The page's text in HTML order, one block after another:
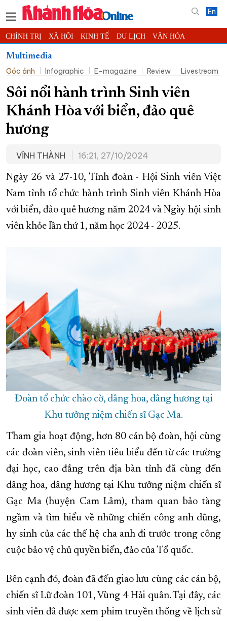
En
CHÍNH TRỊ XÃ HỘI KINH TẾ DU LỊCH VĂN HÓA
THỂ THAO ĐỜI SỐNG
KHOA HỌC - CÔNG NGHỆ PHÁP LUẬT BẠN ĐỌC PHÓNG SỰ
THẾ GIỚI MULTIMEDIA VIDEO ĐỌC BÁO ONLINE
PODCAST THÔNG TIN - QUẢNG CÁO
QUY HOẠCH TỈNH KHÁNH HÒA
CHUNG TAY CẢI CÁCH HÀNH CHÍNH
XÂY DỰNG NÔNG THÔN MỚI LỊCH CẮT ĐIỆN
TÀU - XE - MÁY BAY
KỶ NIỆM 370 NĂM XÂY DỰNG VÀ PHÁT TRIỂN TỈNH KHÁNH HÒA
KHOẢNH KHẮC ĐẸP XỨ TRẦM
Multimedia
Góc ảnh
Infographic E-magazine Review Livestream
Sôi nổi hành trình Sinh viên
Khánh Hòa với biển, đảo quê
hương
VĨNH THÀNH 16:21, 27/10/2024
Ngày 26 và 27-10, Tỉnh đoàn - Hội Sinh viên Việt
Nam tỉnh tổ chức hành trình Sinh viên Khánh Hòa
với biển, đảo quê hương năm 2024 và Ngày hội sinh
viên khỏe lần thứ 1, năm học 2024 - 2025.
Đoàn tổ chức chào cờ, dâng hoa, dâng hương tại
Khu tưởng niệm chiến sĩ Gạc Ma.
Tham gia hoạt động, hơn 80 cán bộ đoàn, hội cùng
các đoàn viên, sinh viên tiêu biểu đến từ các trường
đại học, cao đẳng trên địa bàn tỉnh đã cùng đến
dâng hoa, dâng hương tại Khu tưởng niệm chiến sĩ
Gạc Ma (huyện Cam Lâm), tham quan bảo tàng
ngầm và tìm hiểu về những chiến công anh dũng,
hy sinh của các thế hệ cha anh đi trước trong công
cuộc bảo vệ chủ quyền biển, đảo của Tổ quốc.
Bên cạnh đó, đoàn đã đến giao lưu cùng các cán bộ,
chiến sĩ Lữ đoàn 101, Vùng 4 Hải quân. Tại đây, các
sinh viên đã được xem phim truyền thống về lịch sử